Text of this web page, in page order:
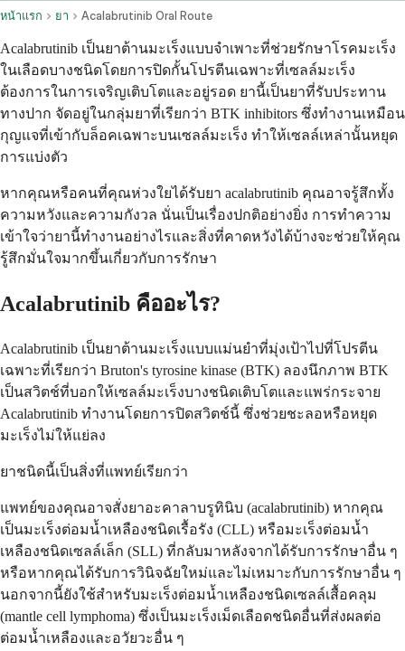
หน้าแรก ยา Acalabrutinib Oral Route
Acalabrutinib เป็นยาต้านมะเร็งแบบจำเพาะที่ช่วยรักษาโรคมะเร็ง
ในเลือดบางชนิดโดยการปิดกั้นโปรตีนเฉพาะที่เซลล์มะเร็ง
ต้องการในการเจริญเติบโตและอยู่รอด ยานี้เป็นยาที่รับประทาน
ทางปาก จัดอยู่ในกลุ่มยาที่เรียกว่า BTK inhibitors ซึ่งทำงานเหมือน
กุญแจที่เข้ากับล็อคเฉพาะบนเซลล์มะเร็ง ทำให้เซลล์เหล่านั้นหยุด
การแบ่งตัว
หากคุณหรือคนที่คุณห่วงใยได้รับยา acalabrutinib คุณอาจรู้สึกทั้ง
ความหวังและความกังวล นั่นเป็นเรื่องปกติอย่างยิ่ง การทำความ
เข้าใจว่ายานี้ทำงานอย่างไรและสิ่งที่คาดหวังได้บ้างจะช่วยให้คุณ
รู้สึกมั่นใจมากขึ้นเกี่ยวกับการรักษา
Acalabrutinib คืออะไร?
Acalabrutinib เป็นยาต้านมะเร็งแบบแม่นยำที่มุ่งเป้าไปที่โปรตีน
เฉพาะที่เรียกว่า Bruton's tyrosine kinase (BTK) ลองนึกภาพ BTK
เป็นสวิตช์ที่บอกให้เซลล์มะเร็งบางชนิดเติบโตและแพร่กระจาย
Acalabrutinib ทำงานโดยการปิดสวิตช์นี้ ซึ่งช่วยชะลอหรือหยุด
มะเร็งไม่ให้แย่ลง
ยาชนิดนี้เป็นสิ่งที่แพทย์เรียกว่า
แพทย์ของคุณอาจสั่งยาอะคาลาบรูทินิบ (acalabrutinib) หากคุณ
เป็นมะเร็งต่อมน้ำเหลืองชนิดเรื้อรัง (CLL) หรือมะเร็งต่อมน้ำ
เหลืองชนิดเซลล์เล็ก (SLL) ที่กลับมาหลังจากได้รับการรักษาอื่น ๆ
หรือหากคุณได้รับการวินิจฉัยใหม่และไม่เหมาะกับการรักษาอื่น ๆ
นอกจากนี้ยังใช้สำหรับมะเร็งต่อมน้ำเหลืองชนิดเซลล์เสื้อคลุม
(mantle cell lymphoma) ซึ่งเป็นมะเร็งเม็ดเลือดชนิดอื่นที่ส่งผลต่อ
ต่อมน้ำเหลืองและอวัยวะอื่น ๆ